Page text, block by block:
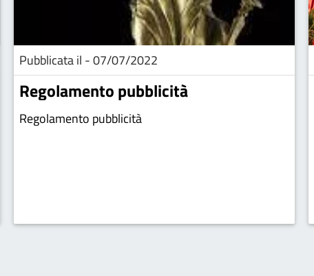
Pubblicata il - 07/07/2022
Regolamento pubblicità
Regolamento pubblicità